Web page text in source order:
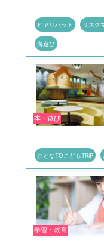
ヒヤリハット リスク
海遊び
本・遊び
おとなTOこどもTRiP
学習・教育